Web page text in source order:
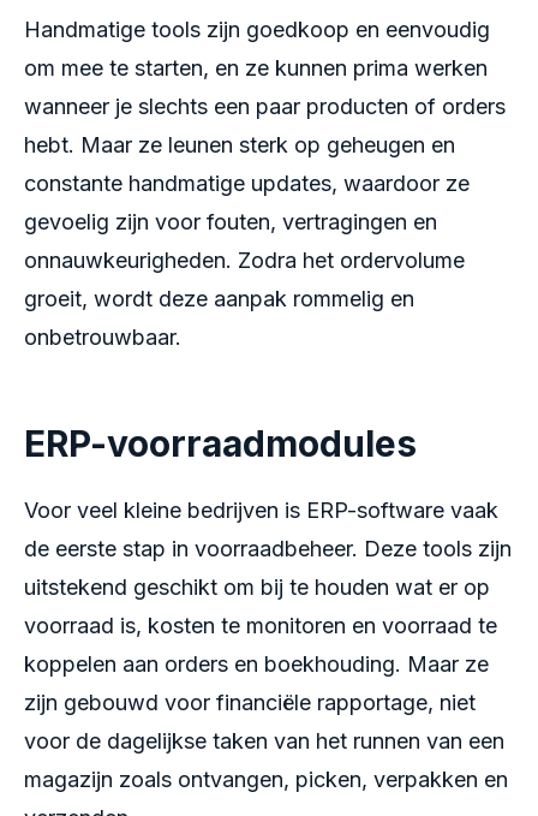
Handmatige tools zijn goedkoop en eenvoudig
om mee te starten, en ze kunnen prima werken
wanneer je slechts een paar producten of orders
hebt. Maar ze leunen sterk op geheugen en
constante handmatige updates, waardoor ze
gevoelig zijn voor fouten, vertragingen en
onnauwkeurigheden. Zodra het ordervolume
groeit, wordt deze aanpak rommelig en
onbetrouwbaar.
ERP-voorraadmodules
Voor veel kleine bedrijven is ERP-software vaak
de eerste stap in voorraadbeheer. Deze tools zijn
uitstekend geschikt om bij te houden wat er op
voorraad is, kosten te monitoren en voorraad te
koppelen aan orders en boekhouding. Maar ze
zijn gebouwd voor financiële rapportage, niet
voor de dagelijkse taken van het runnen van een
magazijn zoals ontvangen, picken, verpakken en